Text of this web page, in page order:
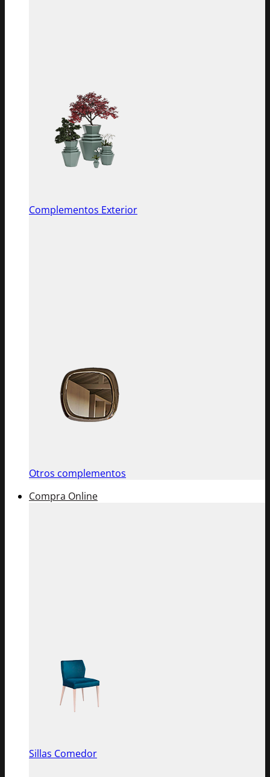
Complementos Exterior
Otros complementos
Compra Online
Sillas Comedor